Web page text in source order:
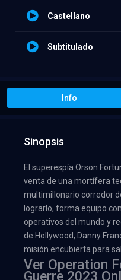
Castellano
Subtitulado
Info
Sinopsis
El superespía Orson
venta de una mortífera
multimillonario corredor
lograrlo, forma equipo
operativos del mundo y
de Hollywood, Danny
misión encubierta para
Ver Operation
Guerre 2023